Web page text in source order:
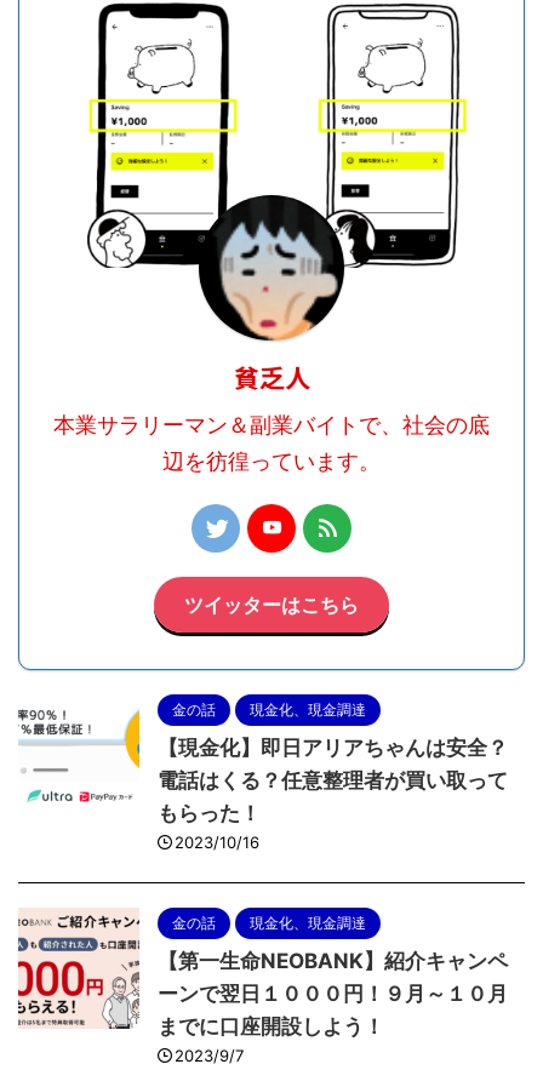
貧乏人
本業サラリーマン＆副業バイトで、社会の底
辺を彷徨っています。
ツイッターはこちら
金の話 現金化、現金調達
【現金化】即日アリアちゃんは安全？
電話はくる？任意整理者が買い取って
もらった！
2023/10/16
金の話 現金化、現金調達
【第一生命NEOBANK】紹介キャンペ
ーンで翌日１０００円！９月～１０月
までに口座開設しよう！
2023/9/7